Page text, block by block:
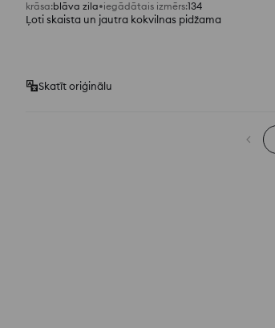
krāsa:blāva zila iegādātais izmērs:134
Ļoti skaista un jautra kokvilnas pidžama
Skatīt oriģinālu